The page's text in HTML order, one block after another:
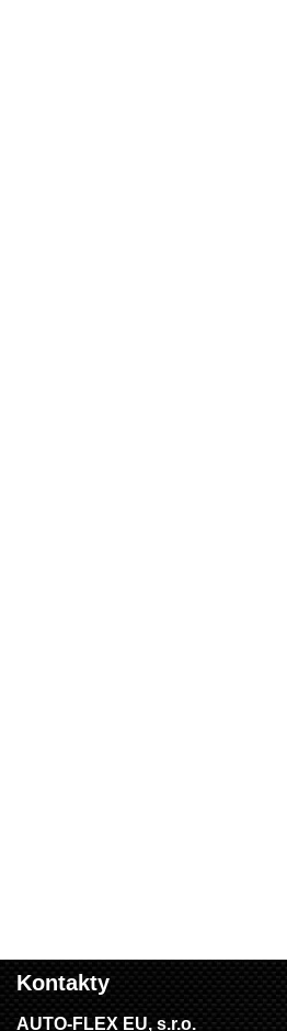
Kontakty
AUTO-FLEX EU, s.r.o.